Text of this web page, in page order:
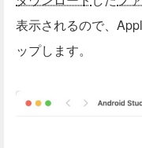
表示されるので、
ップします。